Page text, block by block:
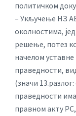
политичком
– Укључење НЗ
околностима,
решење, потез
начелом
праведности,
(значи
праведности
правном акту